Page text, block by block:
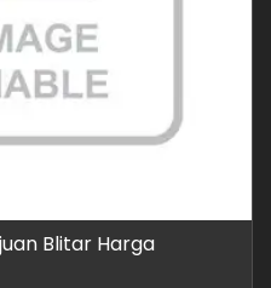
Blitar Harga